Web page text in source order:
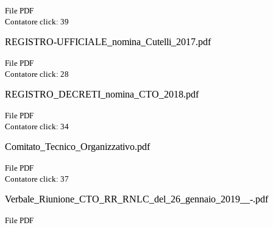
File PDF
Contatore click: 39
REGISTRO-UFFICIALE_nomina_Cutelli_2017.pdf
File PDF
Contatore click: 28
REGISTRO_DECRETI_nomina_CTO_2018.pdf
File PDF
Contatore click: 34
Comitato_Tecnico_Organizzativo.pdf
File PDF
Contatore click: 37
Verbale_Riunione_CTO_RR_RNLC_del_26_gennaio_2019__-.pdf
File PDF